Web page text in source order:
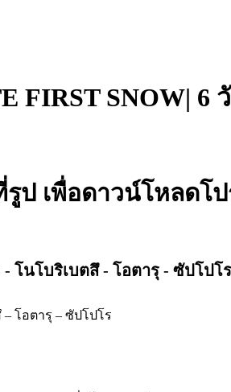
SNOW| 6
ป เพื่อดาวน์โหลดโ
โนโบริเบตสึ - โอตารุ - ซัปโปโร
– โอตารุ – ซัปโปโร